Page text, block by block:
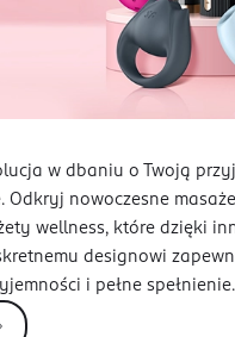
w dbaniu o Twoją
Odkryj nowoczesne
wellness, które dzięki
designowi
i pełne spełnienie.